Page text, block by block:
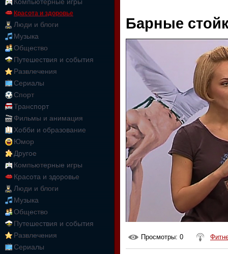
Красота и здоровье
Люди и блоги
Музыка
Общество
Путешествия и события
Развлечения
Сериалы
Спорт
Транспорт
Фильмы и анимация
Хобби и образование
Юмор
Другое
Компьютерные игры
Красота и здоровье
Люди и блоги
Музыка
Общество
Путешествия и события
Развлечения
Сериалы
Барные
Просмотры: 0